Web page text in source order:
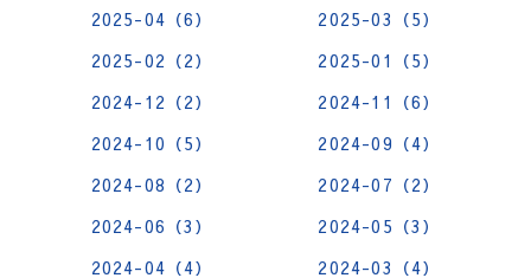
2025-04（6）
2025-03（5）
2025-02（2）
2025-01（5）
2024-12（2）
2024-11（6）
2024-10（5）
2024-09（4）
2024-08（2）
2024-07（2）
2024-06（3）
2024-05（3）
2024-04（4）
2024-03（4）